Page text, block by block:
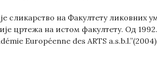
сликарство на Факултету ликовних
цртежа на истом факултету. Од
Européenne des ARTS